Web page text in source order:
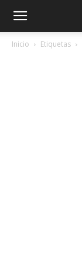
Inicio Etiquetas